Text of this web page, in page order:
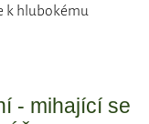
k hlubokému
- mihající se